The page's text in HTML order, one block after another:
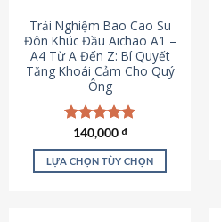
Trải Nghiệm Bao Cao Su
Đôn Khúc Đầu Aichao A1 –
A4 Từ A Đến Z: Bí Quyết
Tăng Khoái Cảm Cho Quý
Ông
Được xếp
hạng4.88
5 sao
140,000₫
LỰA CHỌN TÙY CHỌN